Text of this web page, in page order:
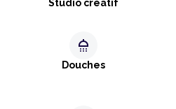
Studio créatif
shower
Douches